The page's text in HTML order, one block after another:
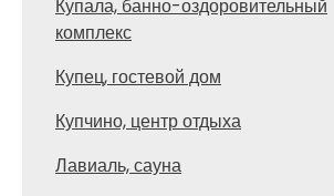
Купала, банно-оздоровительный
комплекс
Купец, гостевой дом
Купчино, центр отдыха
Лавиаль, сауна